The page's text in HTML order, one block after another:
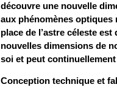
découvre une nouvelle
aux phénomènes optiques
place de l’astre céleste
nouvelles dimensions de
soi et peut
Conception technique et